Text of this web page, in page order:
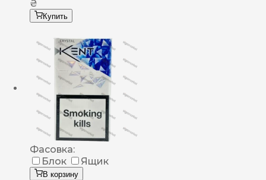
₴
Купить
Фасовка:
Блок
Ящик
В корзину